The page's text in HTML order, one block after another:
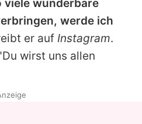
viele wunderbare
werde ich
er auf Instagram.
wirst uns allen